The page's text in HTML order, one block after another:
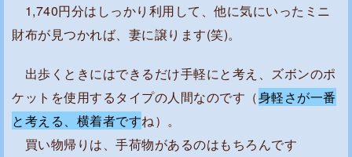
1,740円分はしっかり利用して、他に気にいったミニ
財布が見つかれば、妻に譲ります(笑)。
出歩くときにはできるだけ手軽にと考え、ズボンのポ
ケットを使用するタイプの人間なのです（身軽さが一番
と考える、横着者ですね）。
買い物帰りは、手荷物があるのはもちろんです